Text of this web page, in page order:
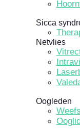
Sicca
Netvlies
Oogleden